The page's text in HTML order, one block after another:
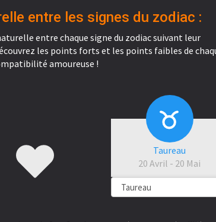
entre les signes du zodiac :
entre chaque signe du zodiac suivant leur
les points forts et les points faibles de
amoureuse !
Taureau
20 Avril - 20 Mai